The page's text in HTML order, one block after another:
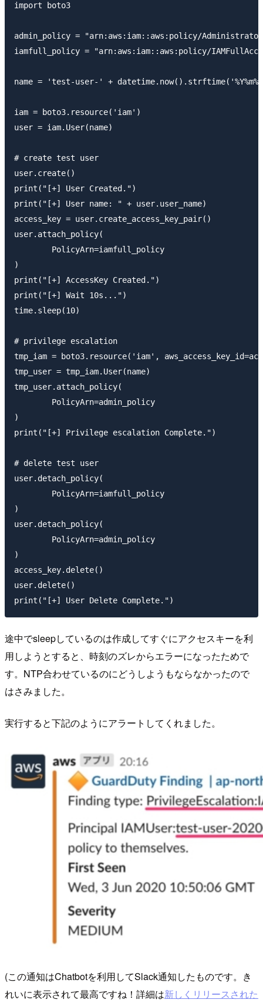
import boto3
admin_policy = "arn:aws:iam::aws:policy/
iamfull_policy = "arn:aws:iam::aws:policy/
name = 'test-user-' +
iam = boto3.resource('iam')
user = iam.User(name)
# create test user
user.create()
print("[+] User Created.")
print("[+] User name: " + user.user_name)
access_key = user.create_access_key_pair()
user.attach_policy(
)
print("[+] AccessKey Created.")
print("[+] Wait 10s...")
time.sleep(10)
# privilege escalation
tmp_iam = boto3.resource('iam',
tmp_user = tmp_iam.User(name)
tmp_user.attach_policy(
)
print("[+] Privilege escalation Complete.")
# delete test user
user.detach_policy(
)
user.detach_policy(
)
access_key.delete()
user.delete()
print("[+] User Delete Complete.")
途中でsleepしているのは作成してすぐにアクセスキーを利
用しようとすると、時刻のズレからエラーになったためで
す。NTP合わせているのにどうしようもならなかったので
はさみました。
実行すると下記のようにアラートしてくれました。
(この通知はChatbotを利用してSlack通知したものです。き
れいに表示されて最高ですね！詳細は新しくリリースされた